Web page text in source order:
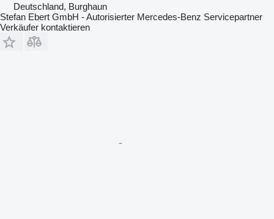
Deutschland, Burghaun
Stefan Ebert GmbH - Autorisierter Mercedes-Benz Servicepartner
Verkäufer kontaktieren